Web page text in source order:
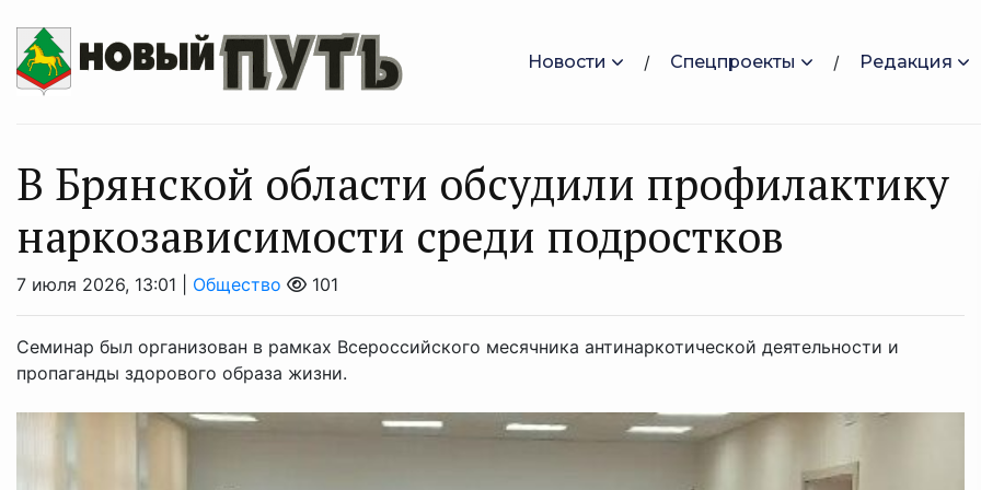
Новости Спецпроекты Редакция
В Брянской области обсудили профилактику
наркозависимости среди подростков
7 июля 2026, 13:01 | Общество 101
Семинар был организован в рамках Всероссийского месячника антинаркотической деятельности и
пропаганды здорового образа жизни.